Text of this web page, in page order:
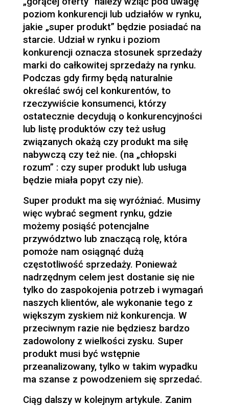
poziom konkurencji lub udziałów w rynku,
jakie „super produkt” będzie posiadać na
starcie. Udział w rynku i poziom
konkurencji oznacza stosunek sprzedaży
marki do całkowitej sprzedaży na rynku.
Podczas gdy firmy będą naturalnie
określać swój cel konkurentów, to
rzeczywiście konsumenci, którzy
ostatecznie decydują o konkurencyjności
lub listę produktów czy też usług
związanych okażą czy produkt ma siłę
nabywczą czy też nie. (na „chłopski
rozum” : czy super produkt lub usługa
będzie miała popyt czy nie).
Super produkt ma się wyróżniać. Musimy
więc wybrać segment rynku, gdzie
możemy posiąść potencjalne
przywództwo lub znaczącą rolę, która
pomoże nam osiągnąć dużą
częstotliwość sprzedaży. Ponieważ
nadrzędnym celem jest dostanie się nie
tylko do zaspokojenia potrzeb i wymagań
naszych klientów, ale wykonanie tego z
większym zyskiem niż konkurencja. W
przeciwnym razie nie będziesz bardzo
zadowolony z wielkości zysku. Super
produkt musi być wstępnie
przeanalizowany, tylko w takim wypadku
ma szanse z powodzeniem się sprzedać.
Ciąg dalszy w kolejnym artykule. Zanim